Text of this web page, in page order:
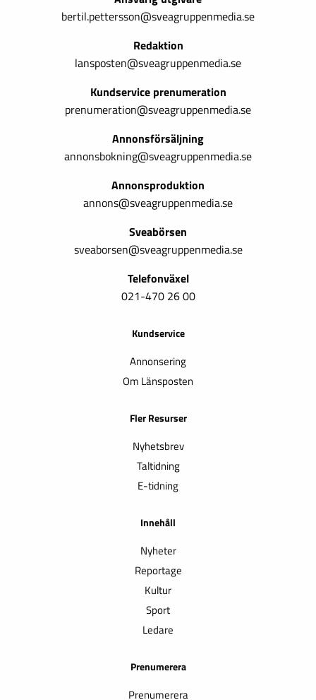
bertil.pettersson@sveagruppenmedia.se
Redaktion
lansposten@sveagruppenmedia.se
Kundservice prenumeration
prenumeration@sveagruppenmedia.se
Annonsförsäljning
annonsbokning@sveagruppenmedia.se
Annonsproduktion
annons@sveagruppenmedia.se
Sveabörsen
sveaborsen@sveagruppenmedia.se
Telefonväxel
021-470 26 00
Kundservice
Annonsering
Om Länsposten
Fler Resurser
Nyhetsbrev
Taltidning
E-tidning
Innehåll
Nyheter
Reportage
Kultur
Sport
Ledare
Prenumerera
Prenumerera